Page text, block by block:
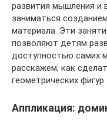
развития мышления и
заниматься
материала. Эти
позволяют детям
доступностью самих
расскажем, как
геометрических фигур.
Аппликация: